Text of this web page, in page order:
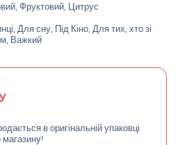
Фруктовий, Цитрус
Для сну, Під Кіно, Для тих, хто зі
Важкий
в оригінальній упаковці
магазину!